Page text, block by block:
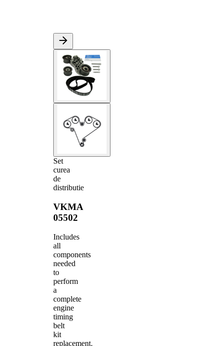
Set
curea
de
distributie
VKMA
05502
Includes
all
components
needed
to
perform
a
complete
engine
timing
belt
kit
replacement.